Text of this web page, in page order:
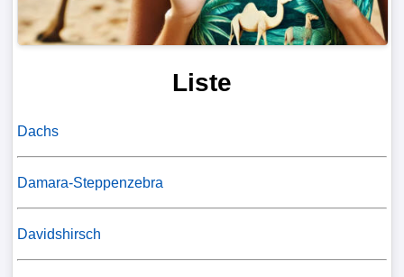
Liste
Dachs
Damara-Steppenzebra
Davidshirsch